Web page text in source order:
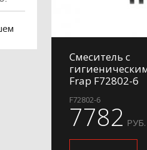
Смеситель с
Frap F72802-6
F72802-6
7782 РУБ.